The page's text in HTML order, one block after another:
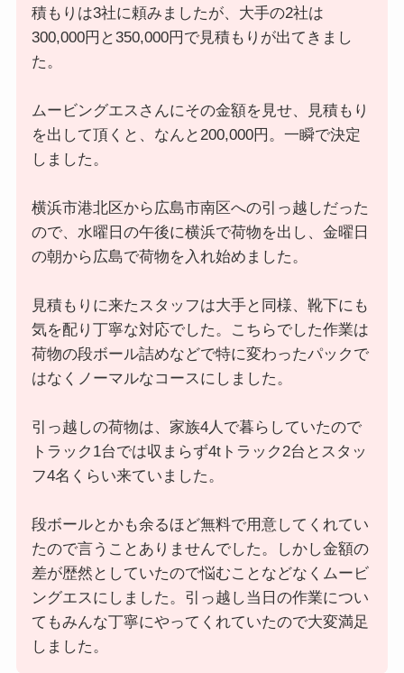
積もりは3社に頼みましたが、大手の2社は
300,000円と350,000円で見積もりが出てきまし
た。
ムービングエスさんにその金額を見せ、見積もり
を出して頂くと、なんと200,000円。一瞬で決定
しました。
横浜市港北区から広島市南区への引っ越しだった
ので、水曜日の午後に横浜で荷物を出し、金曜日
の朝から広島で荷物を入れ始めました。
見積もりに来たスタッフは大手と同様、靴下にも
気を配り丁寧な対応でした。こちらでした作業は
荷物の段ボール詰めなどで特に変わったパックで
はなくノーマルなコースにしました。
引っ越しの荷物は、家族4人で暮らしていたので
トラック1台では収まらず4tトラック2台とスタッ
フ4名くらい来ていました。
段ボールとかも余るほど無料で用意してくれてい
たので言うことありませんでした。しかし金額の
差が歴然としていたので悩むことなどなくムービ
ングエスにしました。引っ越し当日の作業につい
てもみんな丁寧にやってくれていたので大変満足
しました。